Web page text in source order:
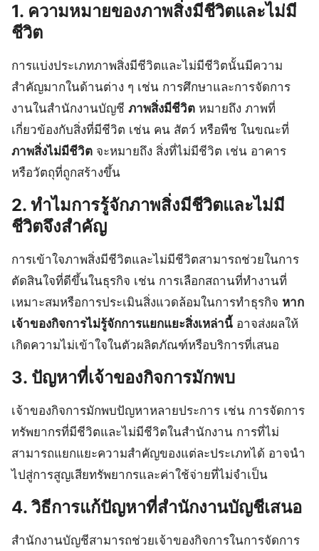
1. ความหมายของภาพสิ่งมีชีวิตและไม่มี
ชีวิต
การแบ่งประเภทภาพสิ่งมีชีวิตและไม่มีชีวิตนั้นมีความ
สำคัญมากในด้านต่าง ๆ เช่น การศึกษาและการจัดการ
งานในสำนักงานบัญชี ภาพสิ่งมีชีวิต หมายถึง ภาพที่
เกี่ยวข้องกับสิ่งที่มีชีวิต เช่น คน สัตว์ หรือพืช ในขณะที่
ภาพสิ่งไม่มีชีวิต จะหมายถึง สิ่งที่ไม่มีชีวิต เช่น อาคาร
หรือวัตถุที่ถูกสร้างขึ้น
2. ทำไมการรู้จักภาพสิ่งมีชีวิตและไม่มี
ชีวิตจึงสำคัญ
การเข้าใจภาพสิ่งมีชีวิตและไม่มีชีวิตสามารถช่วยในการ
ตัดสินใจที่ดีขึ้นในธุรกิจ เช่น การเลือกสถานที่ทำงานที่
เหมาะสมหรือการประเมินสิ่งแวดล้อมในการทำธุรกิจ หาก
เจ้าของกิจการไม่รู้จักการแยกแยะสิ่งเหล่านี้ อาจส่งผลให้
เกิดความไม่เข้าใจในตัวผลิตภัณฑ์หรือบริการที่เสนอ
3. ปัญหาที่เจ้าของกิจการมักพบ
เจ้าของกิจการมักพบปัญหาหลายประการ เช่น การจัดการ
ทรัพยากรที่มีชีวิตและไม่มีชีวิตในสำนักงาน การที่ไม่
สามารถแยกแยะความสำคัญของแต่ละประเภทได้ อาจนำ
ไปสู่การสูญเสียทรัพยากรและค่าใช้จ่ายที่ไม่จำเป็น
4. วิธีการแก้ปัญหาที่สำนักงานบัญชีเสนอ
สำนักงานบัญชีสามารถช่วยเจ้าของกิจการในการจัดการ